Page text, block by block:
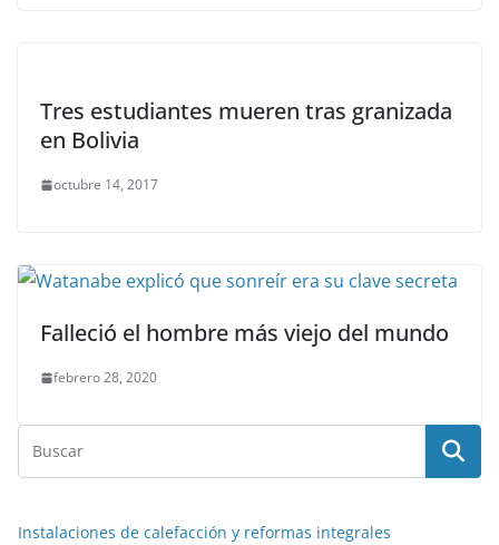
Tres estudiantes mueren tras granizada
en Bolivia
octubre 14, 2017
Falleció el hombre más viejo del mundo
febrero 28, 2020
Instalaciones de calefacción y reformas integrales